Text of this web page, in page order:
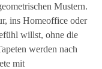
Mustern.
ins Homeoffice oder
willst, ohne die
werden nach
mit